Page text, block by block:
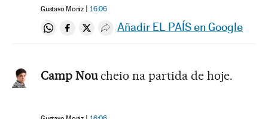
Gustavo Moniz 16:06
Compartir en Whatsapp
Compartir en Facebook
Compartir en Twitter
Desplegar Redes Sociales
Añadir EL PAÍS en Google
Camp Noucheio na partida de hoje.